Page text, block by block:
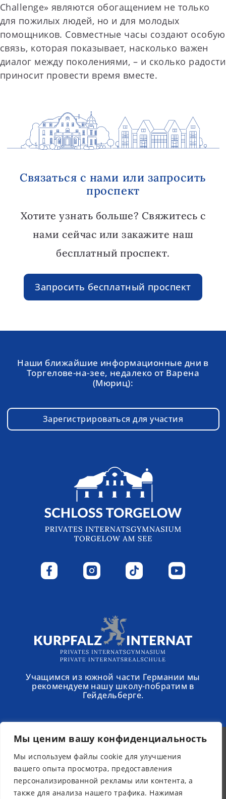
Мы ценим вашу конфиденциальность
Мы используем файлы cookie для улучшения
вашего опыта просмотра, предоставления
персонализированной рекламы или контента, а
также для анализа нашего трафика. Нажимая
Challenge» являются обогащением не только
для пожилых людей, но и для молодых
помощников. Совместные часы создают особую
связь, которая показывает, насколько важен
диалог между поколениями, – и сколько радости
приносит провести время вместе.
Связаться с нами или запросить
проспект
Хотите узнать больше? Свяжитесь с
нами сейчас или закажите наш
бесплатный проспект.
Запросить бесплатный проспект
Наши ближайшие информационные дни в
Торгелове-на-зее, недалеко от Варена
(Мюриц):
Зарегистрироваться для участия
Учащимся из южной части Германии мы
рекомендуем нашу школу-побратим в
Гейдельберге.
© 2025 - Schloss Torgelow
Рассылка новостей
Юридическая информация